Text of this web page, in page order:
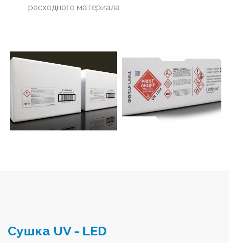
расходного материала
Сушка UV - LED